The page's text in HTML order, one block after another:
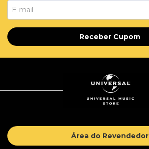
Receber Cupom
Área do Revendedor